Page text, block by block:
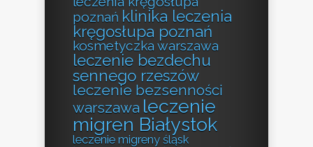
poznań klinika leczenia
kręgosłupa poznań
kosmetyczka warszawa
leczenie bezdechu
sennego rzeszów
leczenie bezsenności
warszawa leczenie
migren Białystok
leczenie migreny śląsk